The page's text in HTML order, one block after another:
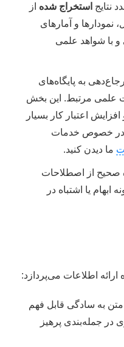
نتایج استخراج شده از
نمودارها و آمارهای
و با شواهد علمی
به پایگاه‌های
علمی مرتبط. این بخش
اعتبار کار بسیار
در خصوص خدمات
ما دیدن کنید.
صحیح از اصطلاحات
ابهام یا اشتباه در
اطلاعات می‌پردازد:
متن به سادگی قابل فهم
در جمله‌بندی پرهیز